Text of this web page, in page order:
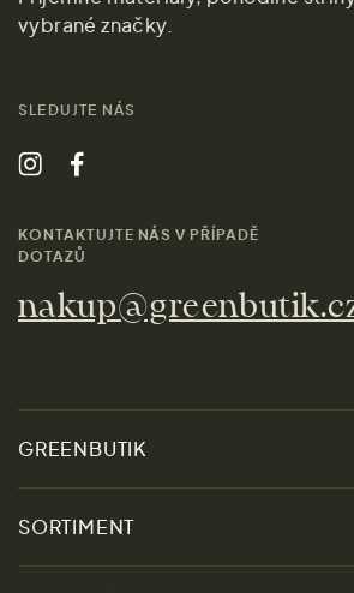
vybrané značky.
SLEDUJTE NÁS
KONTAKTUJTE NÁS V PŘÍPADĚ
DOTAZŮ
GREENBUTIK
Udržitelnost
SORTIMENT